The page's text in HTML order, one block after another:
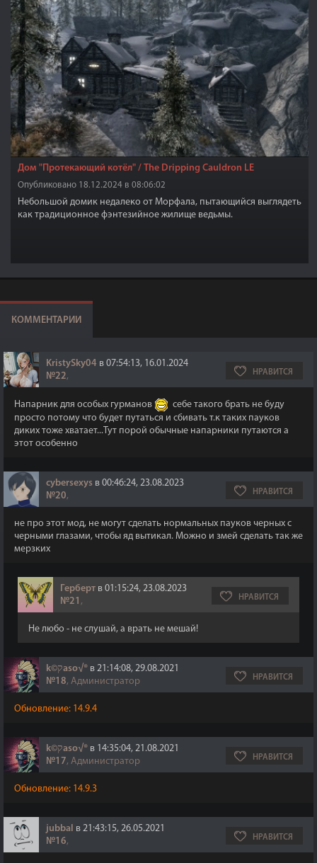
Дом "Протекающий котёл" / The Dripping Cauldron LE
Опубликовано 18.12.2024 в 08:06:02
Небольшой домик недалеко от Морфала, пытающийся выглядеть
как традиционное фэнтезийное жилище ведьмы.
КОММЕНТАРИИ
KristySky04 в 07:54:13, 16.01.2024
№22, НРАВИТСЯ
Напарник для особых гурманов
себе такого брать не буду
просто потому что будет путаться и сбивать т.к таких пауков
диких тоже хватает...Тут порой обычные напарники путаются а
этот особенно
cybersexys в 00:46:24, 23.08.2023
№20, НРАВИТСЯ
не про этот мод, не могут сделать нормальных пауков черных с
черными глазами, чтобы яд вытикал. Можно и змей сделать так же
мерзких
Герберт в 01:15:24, 23.08.2023
№21 , НРАВИТСЯ
Не любо - не слушай, а врать не мешай!
k©קaso√® в 21:14:08, 29.08.2021
№18, Администратор НРАВИТСЯ
Обновление: 14.9.4
k©קaso√® в 14:35:04, 21.08.2021
№17, Администратор НРАВИТСЯ
Обновление: 14.9.3
jubbal в 21:43:15, 26.05.2021
№16, НРАВИТСЯ